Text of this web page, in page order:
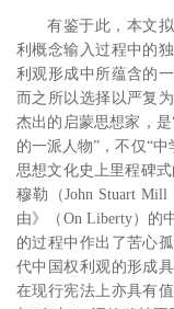
有鉴于此，本文
利概念输入过程中的
利观形成中所蕴含的
而之所以选择以严复
杰出的启蒙思想家，
的一派人物”，不仅“中
思想文化史上里程碑式
穆勒（John Stuart
由》（On Liberty）的
的过程中作出了苦心
代中国权利观的形成
在现行宪法上亦具有